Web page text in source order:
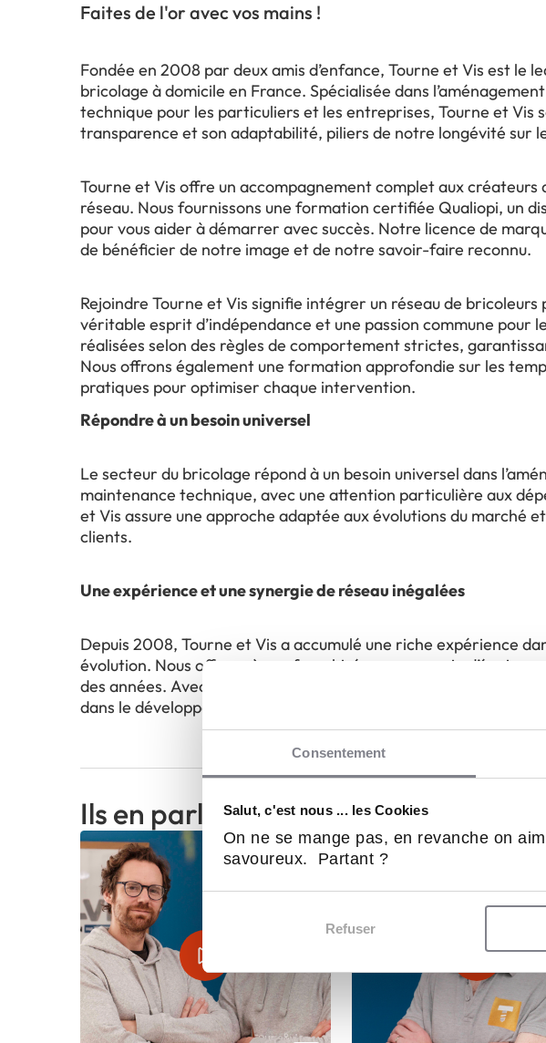
Consentement
Salut, c'est nous ... les Cookies
On ne se mange pas, en revanche on
savoureux. Partant ?
Refuser
Faites de l'or avec vos mains !
Fondée en 2008 par deux amis d’enfance, Tourne et Vis est le
bricolage à domicile en France. Spécialisée dans
technique pour les particuliers et les entreprises, Tourne et Vis
transparence et son adaptabilité, piliers de notre longévité sur
Tourne et Vis offre un accompagnement complet aux créateurs
réseau. Nous fournissons une formation certifiée Qualiopi, un
pour vous aider à démarrer avec succès. Notre licence de
de bénéficier de notre image et de notre savoir-faire reconnu.
Rejoindre Tourne et Vis signifie intégrer un réseau de bricoleurs
véritable esprit d’indépendance et une passion commune pour
réalisées selon des règles de comportement strictes,
Nous offrons également une formation approfondie sur les
pratiques pour optimiser chaque intervention.
Répondre à un besoin universel
Le secteur du bricolage répond à un besoin universel dans
maintenance technique, avec une attention particulière aux
et Vis assure une approche adaptée aux évolutions du marché
clients.
Une expérience et une synergie de réseau inégalées
Depuis 2008, Tourne et Vis a accumulé une riche expérience
évolution. Nous offrons à nos franchisés une synergie d’équipe
des années. Avec Tourne et Vis, vous bénéficiez d’un réseau
dans le développement de votre activité de bricolage.
Ils en parlent...